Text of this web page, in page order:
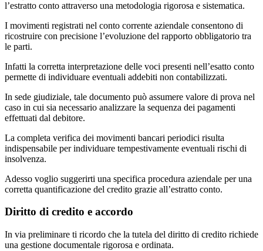
l’estratto conto attraverso una metodologia rigorosa e sistematica.
I movimenti registrati nel conto corrente aziendale consentono di
ricostruire con precisione l’evoluzione del rapporto obbligatorio tra
le parti.
Infatti la corretta interpretazione delle voci presenti nell’esatto conto
permette di individuare eventuali addebiti non contabilizzati.
In sede giudiziale, tale documento può assumere valore di prova nel
caso in cui sia necessario analizzare la sequenza dei pagamenti
effettuati dal debitore.
La completa verifica dei movimenti bancari periodici risulta
indispensabile per individuare tempestivamente eventuali rischi di
insolvenza.
Adesso voglio suggerirti una specifica procedura aziendale per una
corretta quantificazione del credito grazie all’estratto conto.
Diritto di credito e accordo
In via preliminare ti ricordo che la tutela del diritto di credito richiede
una gestione documentale rigorosa e ordinata.